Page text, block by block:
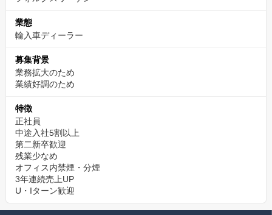
この文化があるからこそ、
ベテランの方も安心して力を発揮できます。
「一人で抱え込む環境ではない」
それが、長く働き続けられる理由です。
✅【まずはWebカジュアル面談から】
まずは一度、お話だけでも聞きに来ませんか？
履歴書や職務経歴書の準備は不要です。
スーツも不要です。リラックスした服装でご参加ください。
▼カジュアル面談のご予約はこちらから（約1分で完了！）▼
業態
輸入車ディーラー
募集背景
業務拡大のため
業績好調のため
特徴
正社員
中途入社5割以上
第二新卒歓迎
残業少なめ
オフィス内禁煙・分煙
3年連続売上UP
U・Iターン歓迎